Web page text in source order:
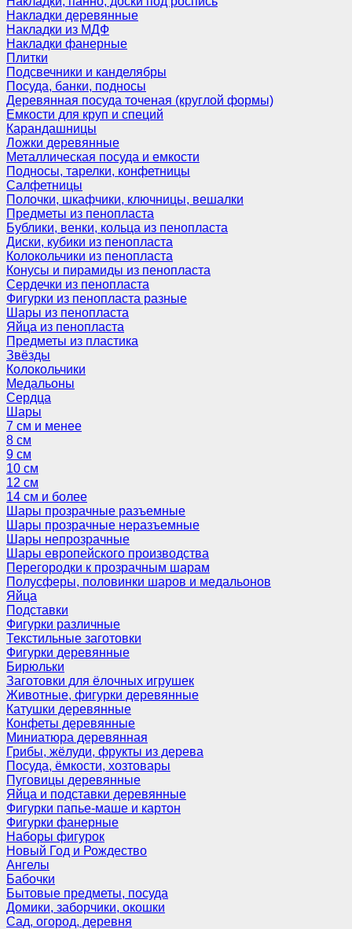
Накладки деревянные
Накладки из МДФ
Накладки фанерные
Плитки
Подсвечники и канделябры
Посуда, банки, подносы
Деревянная посуда точеная (круглой формы)
Емкости для круп и специй
Карандашницы
Ложки деревянные
Металлическая посуда и емкости
Подносы, тарелки, конфетницы
Салфетницы
Полочки, шкафчики, ключницы, вешалки
Предметы из пенопласта
Бублики, венки, кольца из пенопласта
Диски, кубики из пенопласта
Колокольчики из пенопласта
Конусы и пирамиды из пенопласта
Сердечки из пенопласта
Фигурки из пенопласта разные
Шары из пенопласта
Яйца из пенопласта
Предметы из пластика
Звёзды
Колокольчики
Медальоны
Сердца
Шары
7 см и менее
8 см
9 см
10 см
12 см
14 см и более
Шары прозрачные разъемные
Шары прозрачные неразъемные
Шары непрозрачные
Шары европейского производства
Перегородки к прозрачным шарам
Полусферы, половинки шаров и медальонов
Яйца
Подставки
Фигурки различные
Текстильные заготовки
Фигурки деревянные
Бирюльки
Заготовки для ёлочных игрушек
Животные, фигурки деревянные
Катушки деревянные
Конфеты деревянные
Миниатюра деревянная
Грибы, жёлуди, фрукты из дерева
Посуда, ёмкости, хозтовары
Пуговицы деревянные
Яйца и подставки деревянные
Фигурки папье-маше и картон
Фигурки фанерные
Наборы фигурок
Новый Год и Рождество
Ангелы
Бабочки
Бытовые предметы, посуда
Домики, заборчики, окошки
Сад, огород, деревня